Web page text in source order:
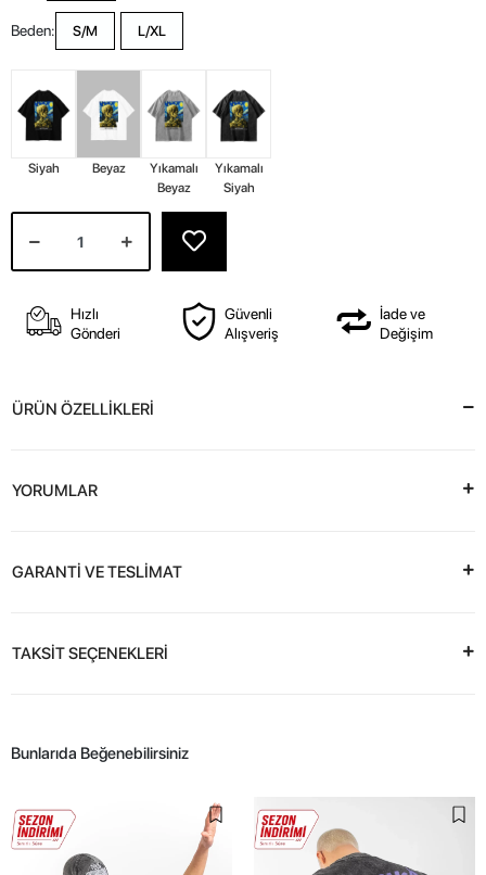
Beden: S/M L/XL
Siyah Beyaz
Yıkamalı
Beyaz
Yıkamalı
Siyah
Hızlı
Gönderi
Güvenli
Alışveriş
İade ve
Değişim
ÜRÜN ÖZELLİKLERİ
YORUMLAR
GARANTİ VE TESLİMAT
TAKSİT SEÇENEKLERİ
Bunlarıda Beğenebilirsiniz